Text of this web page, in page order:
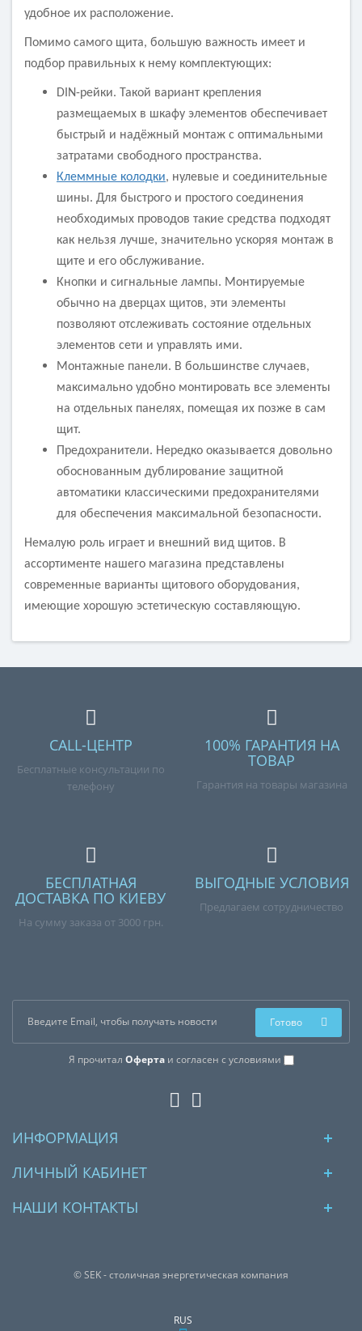
удобное их расположение.
Помимо самого щита, большую важность имеет и
подбор правильных к нему комплектующих:
DIN-рейки. Такой вариант крепления
размещаемых в шкафу элементов обеспечивает
быстрый и надёжный монтаж с оптимальными
затратами свободного пространства.
Клеммные колодки, нулевые и соединительные
шины. Для быстрого и простого соединения
необходимых проводов такие средства подходят
как нельзя лучше, значительно ускоряя монтаж в
щите и его обслуживание.
Кнопки и сигнальные лампы. Монтируемые
обычно на дверцах щитов, эти элементы
позволяют отслеживать состояние отдельных
элементов сети и управлять ими.
Монтажные панели. В большинстве случаев,
максимально удобно монтировать все элементы
на отдельных панелях, помещая их позже в сам
щит.
Предохранители. Нередко оказывается довольно
обоснованным дублирование защитной
автоматики классическими предохранителями
для обеспечения максимальной безопасности.
Немалую роль играет и внешний вид щитов. В
ассортименте нашего магазина представлены
современные варианты щитового оборудования,
имеющие хорошую эстетическую составляющую.
CALL-ЦЕНТР
Бесплатные консультации по
телефону
100% ГАРАНТИЯ НА
ТОВАР
Гарантия на товары магазина
БЕСПЛАТНАЯ
ДОСТАВКА ПО КИЕВУ
На сумму заказа от 3000 грн.
ВЫГОДНЫЕ УСЛОВИЯ
Предлагаем сотрудничество
Я прочитал Офертаи согласен с условиями
Готово
ИНФОРМАЦИЯ
ЛИЧНЫЙ КАБИНЕТ
НАШИ КОНТАКТЫ
© SEK - столичная энергетическая компания
RUS